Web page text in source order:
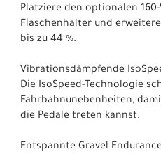
Platziere den optionalen
Flaschenhalter und
bis zu 44 %.
Vibrationsdämpfende
Die IsoSpeed-Technologie
Fahrbahnunebenheiten,
die Pedale treten kannst.
Entspannte Gravel